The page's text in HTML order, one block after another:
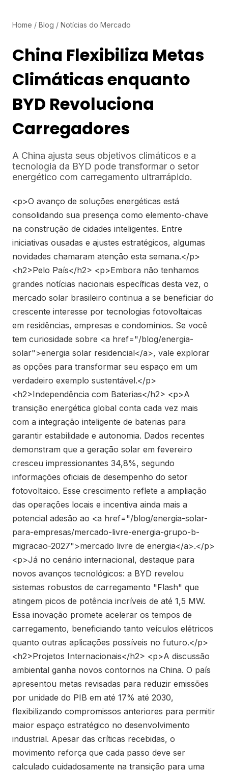
Home / Blog / Notícias do Mercado
China Flexibiliza Metas
Climáticas enquanto
BYD Revoluciona
Carregadores
A China ajusta seus objetivos climáticos e a
tecnologia da BYD pode transformar o setor
energético com carregamento ultrarrápido.
<p>O avanço de soluções energéticas está
consolidando sua presença como elemento-chave
na construção de cidades inteligentes. Entre
iniciativas ousadas e ajustes estratégicos, algumas
novidades chamaram atenção esta semana.</p>
<h2>Pelo País</h2> <p>Embora não tenhamos
grandes notícias nacionais específicas desta vez, o
mercado solar brasileiro continua a se beneficiar do
crescente interesse por tecnologias fotovoltaicas
em residências, empresas e condomínios. Se você
tem curiosidade sobre <a href="/blog/energia-
solar">energia solar residencial</a>, vale explorar
as opções para transformar seu espaço em um
verdadeiro exemplo sustentável.</p>
<h2>Independência com Baterias</h2> <p>A
transição energética global conta cada vez mais
com a integração inteligente de baterias para
garantir estabilidade e autonomia. Dados recentes
demonstram que a geração solar em fevereiro
cresceu impressionantes 34,8%, segundo
informações oficiais de desempenho do setor
fotovoltaico. Esse crescimento reflete a ampliação
das operações locais e incentiva ainda mais a
potencial adesão ao <a href="/blog/energia-solar-
para-empresas/mercado-livre-energia-grupo-b-
migracao-2027">mercado livre de energia</a>.</p>
<p>Já no cenário internacional, destaque para
novos avanços tecnológicos: a BYD revelou
sistemas robustos de carregamento "Flash" que
atingem picos de potência incríveis de até 1,5 MW.
Essa inovação promete acelerar os tempos de
carregamento, beneficiando tanto veículos elétricos
quanto outras aplicações possíveis no futuro.</p>
<h2>Projetos Internacionais</h2> <p>A discussão
ambiental ganha novos contornos na China. O país
apresentou metas revisadas para reduzir emissões
por unidade do PIB em até 17% até 2030,
flexibilizando compromissos anteriores para permitir
maior espaço estratégico no desenvolvimento
industrial. Apesar das críticas recebidas, o
movimento reforça que cada passo deve ser
calculado cuidadosamente na transição para uma